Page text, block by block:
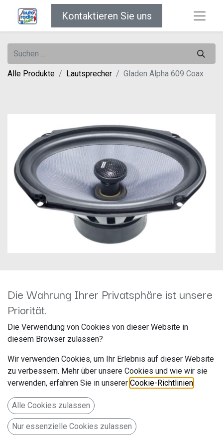
Kontaktieren Sie uns
Alle Produkte Lautsprecher Gladen Alpha 609 Coax
Gladen Alpha 609 Coax
Hersteller: Gladen
Artikelnummer: Alpha 609 Coax
6X9 2-Wege Koaxialsystem, 3 Ohm
149,00€ Alle Preise inkl. MwSt.
Die Wahrung Ihrer Privatsphäre ist unsere
Priorität.
Die Verwendung von Cookies von dieser Website in
diesem Browser zulassen?
Wir verwenden Cookies, um Ihr Erlebnis auf dieser Website
zu verbessern. Mehr über unsere Cookies und wie wir sie
verwenden, erfahren Sie in unserer Cookie-Richtlinien
Alle Cookies zulassen
Nur essenzielle Cookies zulassen